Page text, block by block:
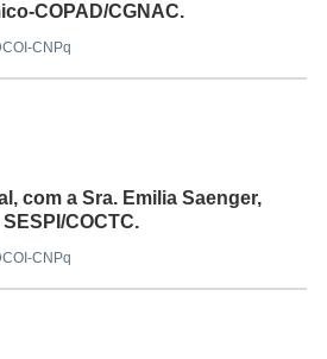
COPAD/CGNAC.
CNPq
com a Sra. Emilia Saenger,
COCTC.
CNPq